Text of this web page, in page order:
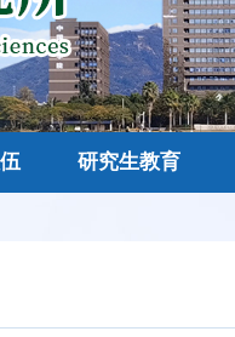
研究生教育